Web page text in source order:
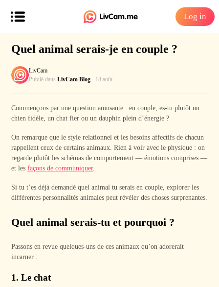
Log in
Quel animal serais-je en couple ?
LivCam
Publié dansLivCam Blog · 18 août
Commençons par une question amusante : en couple, es-tu plutôt un
chien fidèle, un chat fier ou un dauphin plein d’énergie ?
On remarque que le style relationnel et les besoins affectifs de chacun
rappellent ceux de certains animaux. Rien à voir avec le physique : on
regarde plutôt les schémas de comportement — émotions comprises —
et lesfaçons de communiquer.
Si tu t’es déjà demandé quel animal tu serais en couple, explorer les
différentes personnalités animales peut révéler des choses surprenantes.
Quel animal serais-tu et pourquoi ?
Passons en revue quelques-uns de ces animaux qu’on adorerait
incarner :
1. Le chat